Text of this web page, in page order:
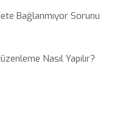
Bağlanmıyor Sorunu
Nasıl Yapılır?